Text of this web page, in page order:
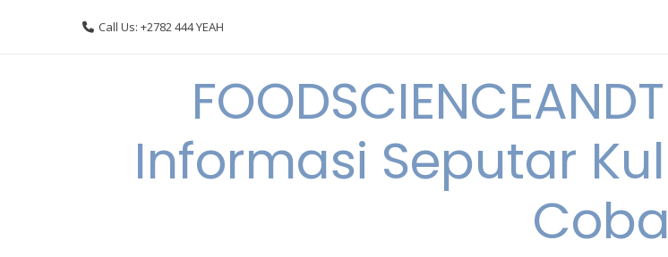
Call Us: +2782 444 YEAH
Informasi Seputar
Coba